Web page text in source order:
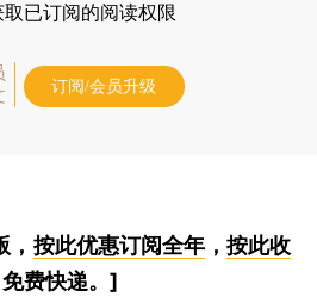
取已订阅的阅读权限
订阅/会员升级
按此优惠订阅全年， 按此收
免费快递。]